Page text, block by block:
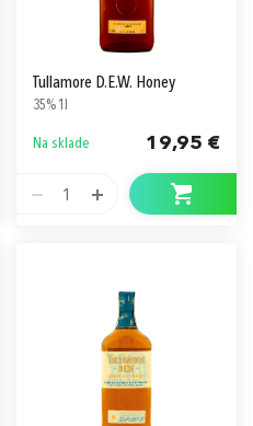
Tullamore D.E.W. Honey
35% 1l
Na sklade 19,95 €
1